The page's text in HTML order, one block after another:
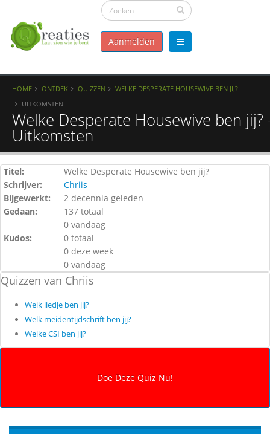
Aanmelden
HOME ONTDEK QUIZZEN
WELKE DESPERATE HOUSEWIVE BEN JIJ?
UITKOMSTEN
Welke Desperate Housewive ben jij?
Uitkomsten
Titel:
Welke Desperate Housewive ben jij?
Schrijver:
Chriis
Bijgewerkt:
2 decennia geleden
Gedaan:
137 totaal
0 vandaag
Kudos:
0 totaal
0 deze week
0 vandaag
Quizzen van Chriis
Welk liedje ben jij?
Welk meidentijdschrift ben jij?
Welke CSI ben jij?